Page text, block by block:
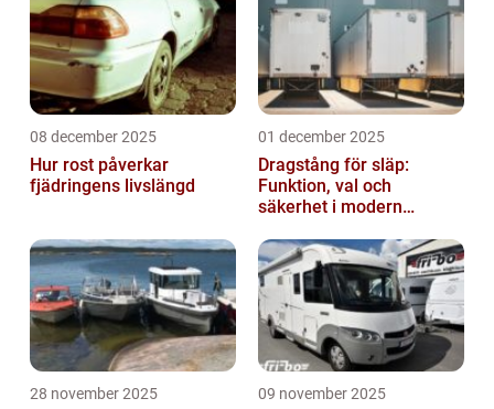
08 december 2025
Hur rost påverkar
fjädringens livslängd
01 december 2025
Dragstång för släp:
Funktion, val och
säkerhet i modern
28 november 2025 09 november 2025